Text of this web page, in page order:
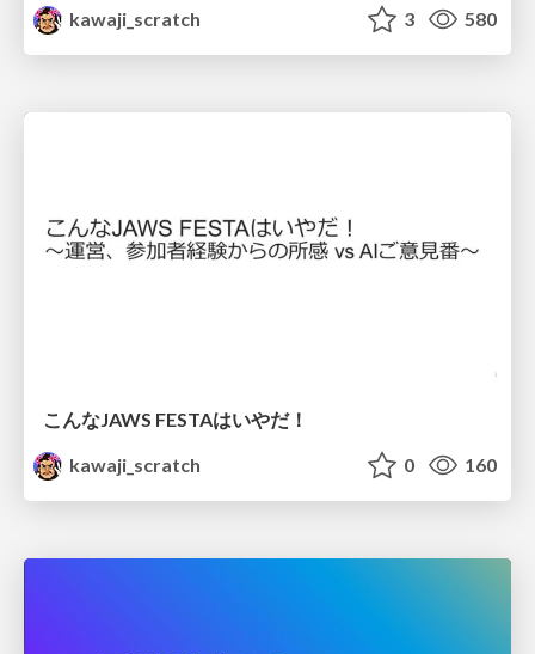
kawaji_scratch 3 580
こんなJAWS FESTAはいやだ！
kawaji_scratch
0 160